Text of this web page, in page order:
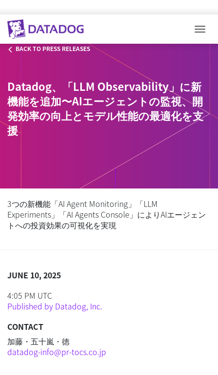
BACK TO PRESS RELEASES
Datadog、「LLM Observability」に新
機能を追加〜AIエージェントの監視、開
発効率の向上とモデル性能の最適化を支
援
3つの新機能「AI Agent Monitoring」「LLM
Experiments」「AI Agents Console」によりAIエージェン
トへの投資効果の可視化を実現
JUNE 10, 2025
4:05 PM UTC
Published by Datadog, Inc.
CONTACT
加藤・五十嵐・徳
datadog-info@pr-tocs.co.jp